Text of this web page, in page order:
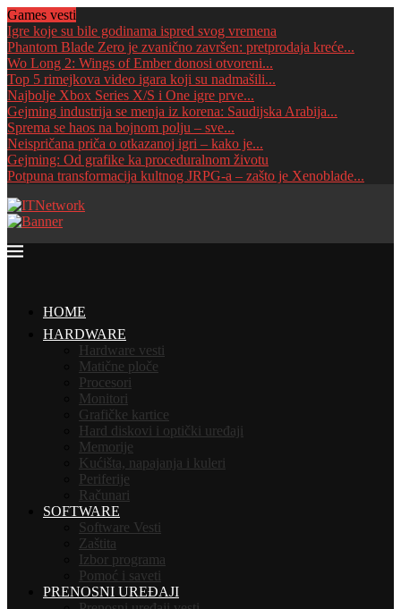
Games vesti
Igre koje su bile godinama ispred svog vremena
Phantom Blade Zero je zvanično završen: pretprodaja kreće...
Wo Long 2: Wings of Ember donosi otvoreni...
Top 5 rimejkova video igara koji su nadmašili...
Najbolje Xbox Series X/S i One igre prve...
Gejming industrija se menja iz korena: Saudijska Arabija...
Sprema se haos na bojnom polju – sve...
Neispričana priča o otkazanoj igri – kako je...
Gejming: Od grafike ka proceduralnom životu
Potpuna transformacija kultnog JRPG-a – zašto je Xenoblade...
HOME
HARDWARE
Hardware vesti
Matične ploče
Procesori
Monitori
Grafičke kartice
Hard diskovi i optički uređaji
Memorije
Kućišta, napajanja i kuleri
Periferije
Računari
SOFTWARE
Software Vesti
Zaštita
Izbor programa
Pomoć i saveti
PRENOSNI UREĐAJI